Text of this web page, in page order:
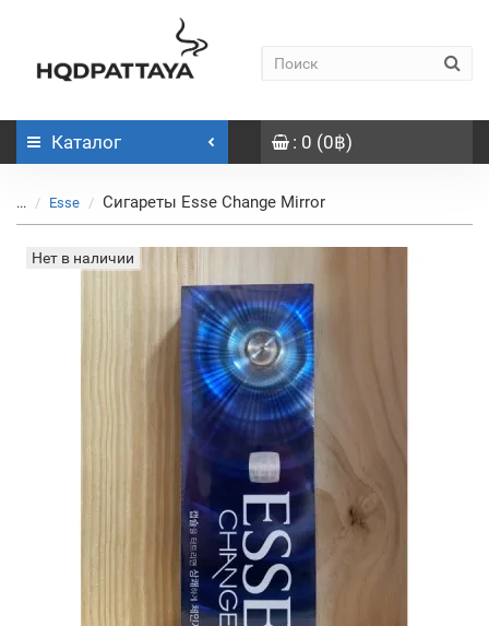
Каталог : 0 (0฿)
... Esse Сигареты Esse Change Mirror
Нет в наличии